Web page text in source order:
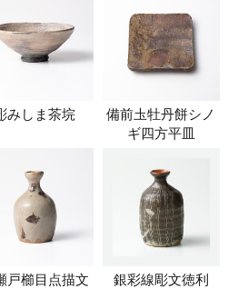
みしま茶垸
備前圡牡丹餅シノ
ギ四方平皿
戸櫛目点描文
銀彩線彫文徳利